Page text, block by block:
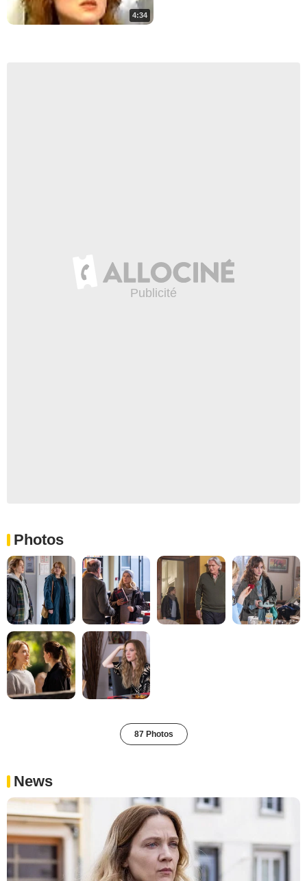
4:34
Photos
87 Photos
News